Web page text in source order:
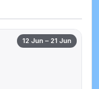
12 Jun – 21 Jun